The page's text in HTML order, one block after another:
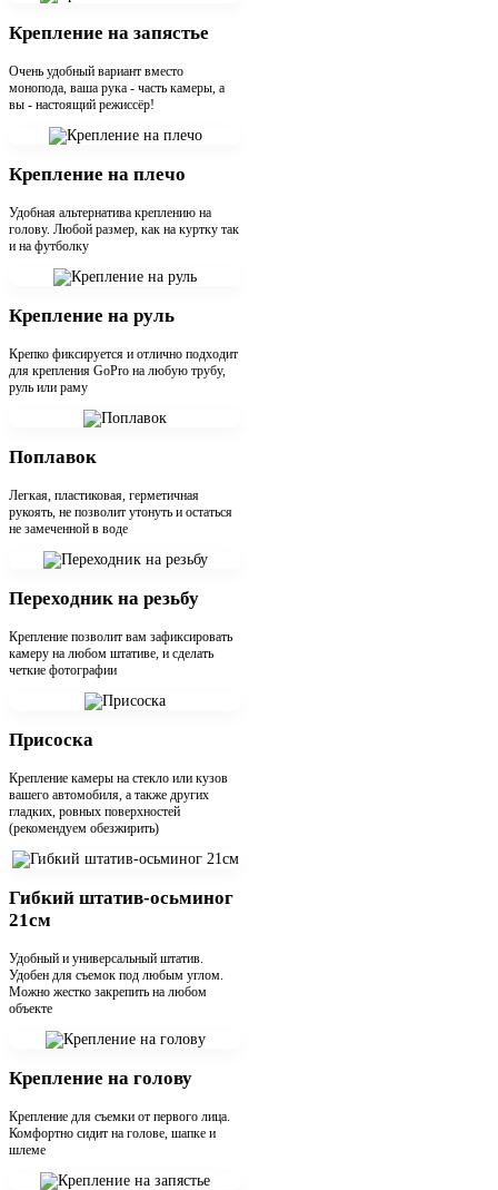
Крепление на запястье
Очень удобный вариант вместо
монопода, ваша рука - часть камеры, а
вы - настоящий режиссёр!
Крепление на плечо
Удобная альтернатива креплению на
голову. Любой размер, как на куртку так
и на футболку
Крепление на руль
Крепко фиксируется и отлично подходит
для крепления GoPro на любую трубу,
руль или раму
Поплавок
Легкая, пластиковая, герметичная
рукоять, не позволит утонуть и остаться
не замеченной в воде
Переходник на резьбу
Крепление позволит вам зафиксировать
камеру на любом штативе, и сделать
четкие фотографии
Присоска
Крепление камеры на стекло или кузов
вашего автомобиля, а также других
гладких, ровных поверхностей
(рекомендуем обезжирить)
Гибкий штатив-осьминог
21см
Удобный и универсальный штатив.
Удобен для съемок под любым углом.
Можно жестко закрепить на любом
объекте
Крепление на голову
Крепление для съемки от первого лица.
Комфортно сидит на голове, шапке и
шлеме